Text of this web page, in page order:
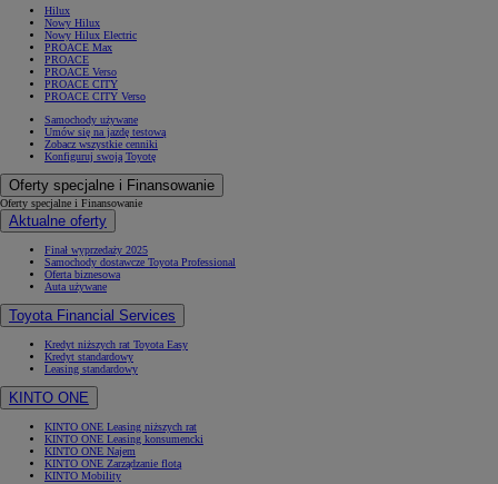
Hilux
Nowy Hilux
Nowy Hilux Electric
PROACE Max
PROACE
PROACE Verso
PROACE CITY
PROACE CITY Verso
Samochody używane
Umów się na jazdę testową
Zobacz wszystkie cenniki
Konfiguruj swoją Toyotę
Oferty specjalne i Finansowanie
Oferty specjalne i Finansowanie
Aktualne oferty
Finał wyprzedaży 2025
Samochody dostawcze Toyota Professional
Oferta biznesowa
Auta używane
Toyota Financial Services
Kredyt niższych rat Toyota Easy
Kredyt standardowy
Leasing standardowy
KINTO ONE
KINTO ONE Leasing niższych rat
KINTO ONE Leasing konsumencki
KINTO ONE Najem
KINTO ONE Zarządzanie flotą
KINTO Mobility